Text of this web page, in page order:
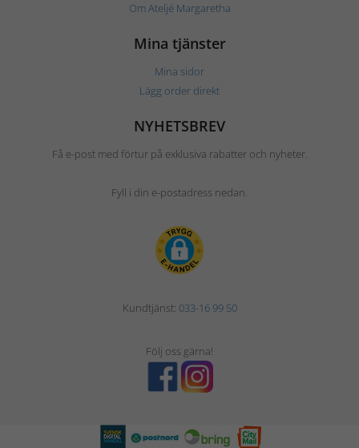
Om Ateljé Margaretha
Mina tjänster
Mina sidor
Lägg order direkt
NYHETSBREV
Få e-post med förtur på exklusiva rabatter och nyheter.
Fyll i din e-postadress nedan.
Kundtjänst: 033-16 99 50
Följ oss gärna!